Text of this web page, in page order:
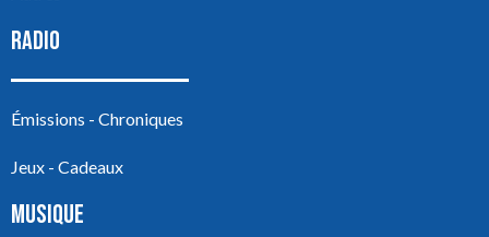
RADIO
Émissions - Chroniques
Jeux - Cadeaux
MUSIQUE